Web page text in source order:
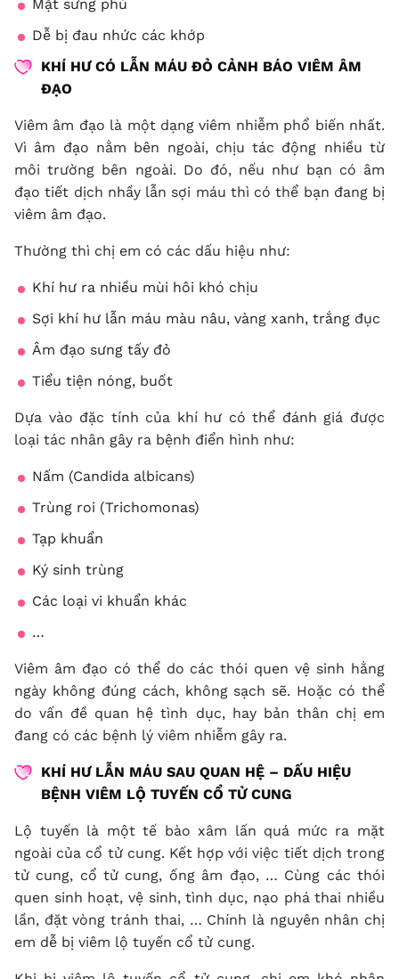
Mặt sưng phù
Dễ bị đau nhức các khớp
KHÍ HƯ CÓ LẪN MÁU ĐỎ CẢNH BÁO VIÊM ÂM
ĐẠO
Viêm âm đạo là một dạng viêm nhiễm phổ biến nhất.
Vì âm đạo nằm bên ngoài, chịu tác động nhiều từ
môi trường bên ngoài. Do đó, nếu như bạn có âm
đạo tiết dịch nhầy lẫn sợi máu thì có thể bạn đang bị
viêm âm đạo.
Thường thì chị em có các dấu hiệu như:
Khí hư ra nhiều mùi hôi khó chịu
Sợi khí hư lẫn máu màu nâu, vàng xanh, trắng đục
Âm đạo sưng tấy đỏ
Tiểu tiện nóng, buốt
Dựa vào đặc tính của khí hư có thể đánh giá được
loại tác nhân gây ra bệnh điển hình như:
Nấm (Candida albicans)
Trùng roi (Trichomonas)
Tạp khuẩn
Ký sinh trùng
Các loại vi khuẩn khác
…
Viêm âm đạo có thể do các thói quen vệ sinh hằng
ngày không đúng cách, không sạch sẽ. Hoặc có thể
do vấn đề quan hệ tình dục, hay bản thân chị em
đang có các bệnh lý viêm nhiễm gây ra.
KHÍ HƯ LẪN MÁU SAU QUAN HỆ – DẤU HIỆU
BỆNH VIÊM LỘ TUYẾN CỔ TỬ CUNG
Lộ tuyến là một tế bào xâm lấn quá mức ra mặt
ngoài của cổ tử cung. Kết hợp với việc tiết dịch trong
tử cung, cổ tử cung, ống âm đạo, … Cùng các thói
quen sinh hoạt, vệ sinh, tình dục, nạo phá thai nhiều
lần, đặt vòng tránh thai, … Chính là nguyên nhân chị
em dễ bị viêm lộ tuyến cổ tử cung.